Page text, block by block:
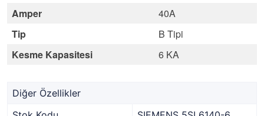
Amper
40A
Tip
B Tipi
Kesme Kapasitesi
6 KA
Diğer Özellikler